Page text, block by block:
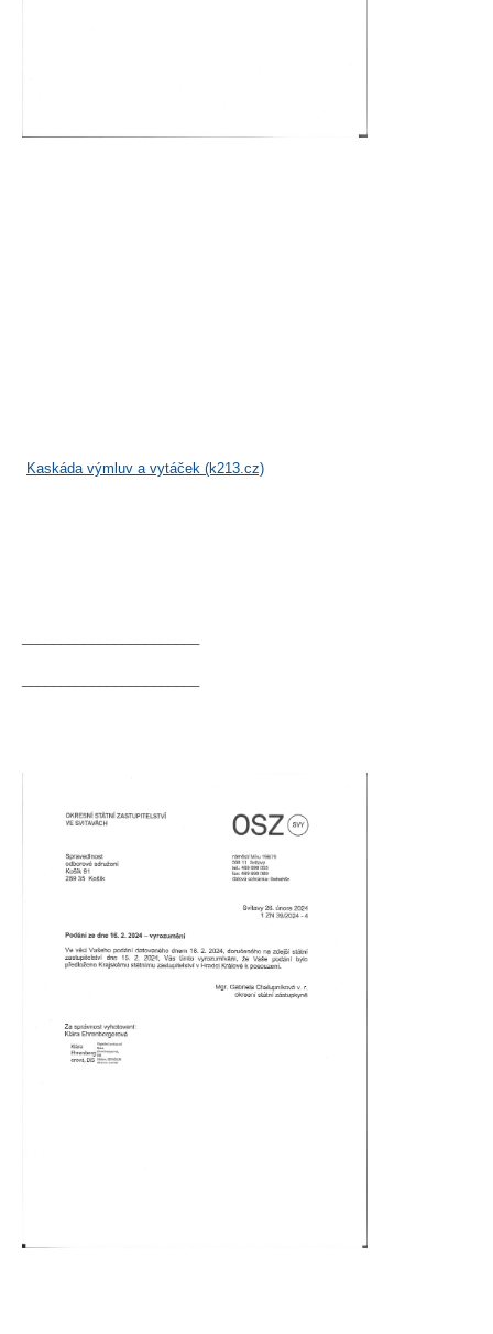
Kaskáda výmluv a vytáček (k213.cz)